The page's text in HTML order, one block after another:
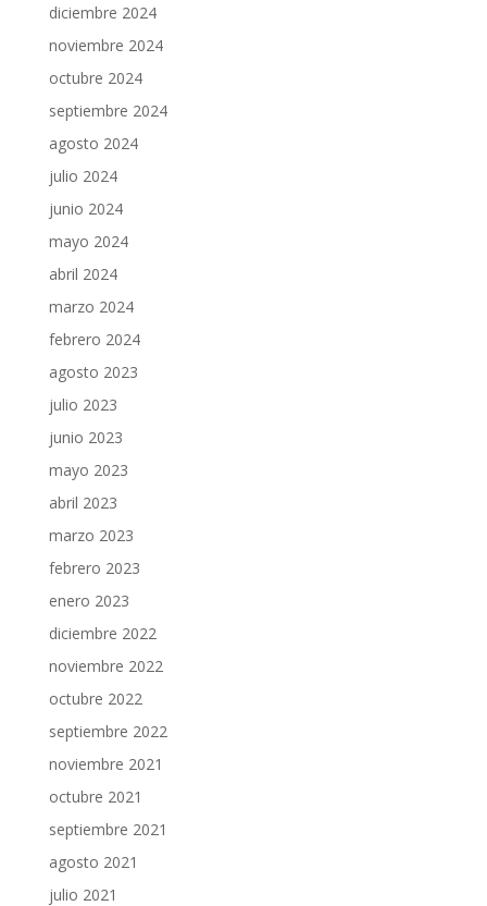
diciembre 2024
noviembre 2024
octubre 2024
septiembre 2024
agosto 2024
julio 2024
junio 2024
mayo 2024
abril 2024
marzo 2024
febrero 2024
agosto 2023
julio 2023
junio 2023
mayo 2023
abril 2023
marzo 2023
febrero 2023
enero 2023
diciembre 2022
noviembre 2022
octubre 2022
septiembre 2022
noviembre 2021
octubre 2021
septiembre 2021
agosto 2021
julio 2021